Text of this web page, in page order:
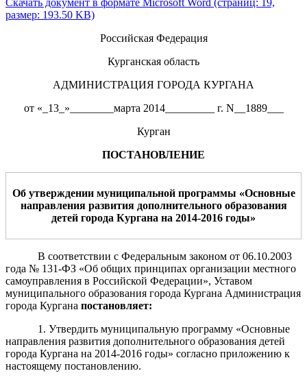
размер: 193.50 KB)
Российская Федерация
Курганская область
АДМИНИСТРАЦИЯ ГОРОДА КУРГАНА
от «_13_»________марта 2014_________ г. N__1889___
Курган
ПОСТАНОВЛЕНИЕ
Об утверждении муниципальной программы «Основные
направления развития дополнительного образования
детей города Кургана на 2014-2016 годы»
В соответствии с Федеральным законом от 06.10.2003
года № 131-ФЗ «Об общих принципах организации местного
самоуправления в Российской Федерации», Уставом
муниципального образования города Кургана Администрация
города Кургана постановляет:
1. Утвердить муниципальную программу «Основные
направления развития дополнительного образования детей
города Кургана на 2014-2016 годы» согласно приложению к
настоящему постановлению.